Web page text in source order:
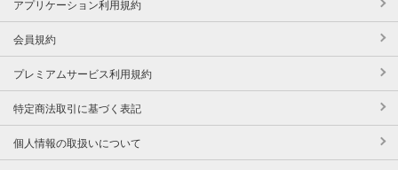
アプリケーション利用規約
会員規約
プレミアムサービス利用規約
特定商法取引に基づく表記
個人情報の取扱いについて